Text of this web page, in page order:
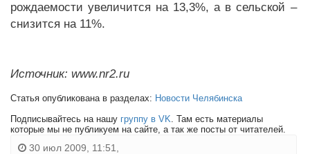
рождаемости увеличится на 13,3%, а в сельской –
снизится на 11%.
Источник: www.nr2.ru
Статья опубликована в разделах: Новости Челябинска
Подписывайтесь на нашу группу в VK. Там есть материалы
которые мы не публикуем на сайте, а так же посты от читателей.
30 июл 2009, 11:51,